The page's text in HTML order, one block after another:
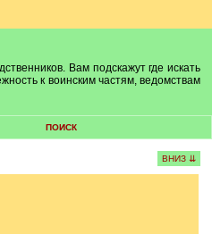
Вам подскажут где искать
к воинским частям, ведомствам
ПОИСК
ВНИЗ ⇊